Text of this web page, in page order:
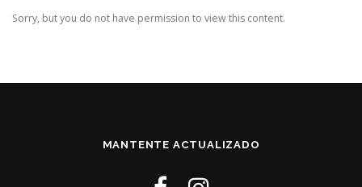
Sorry, but you do not have permission to view this content.
MANTENTE ACTUALIZADO